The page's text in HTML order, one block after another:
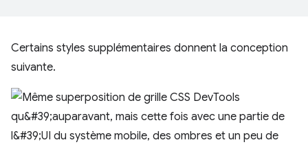
Certains styles supplémentaires donnent la conception
suivante.